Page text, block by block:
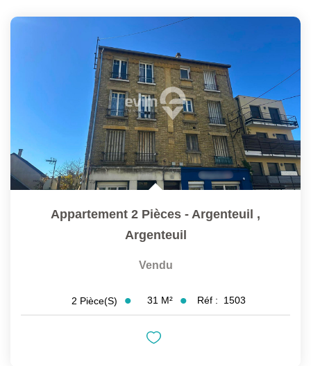
Appartement 2 Pièces - Argenteuil ,
Argenteuil
Vendu
2 Pièce(s) 31 M² Réf : 1503